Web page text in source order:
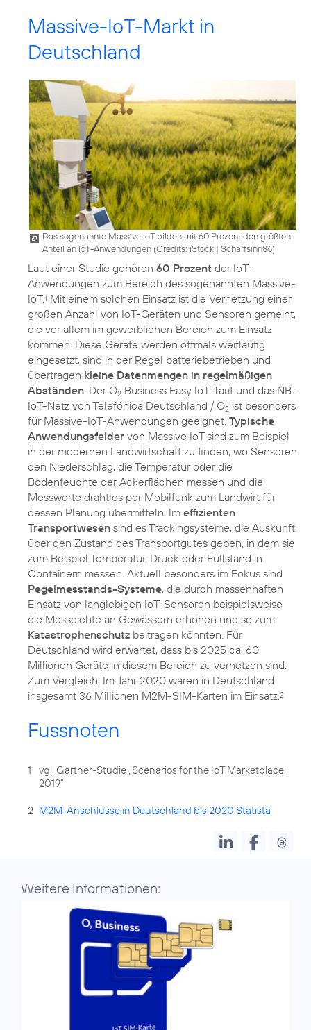
Massive-IoT-Markt in
Deutschland
Das sogenannte Massive IoT bilden mit 60 Prozent den größten
Anteil an IoT-Anwendungen (Credits: iStock | Scharfsinn86)
Laut einer Studie gehören 60 Prozent der IoT-
Anwendungen zum Bereich des sogenannten Massive-
IoT.1 Mit einem solchen Einsatz ist die Vernetzung einer
großen Anzahl von IoT-Geräten und Sensoren gemeint,
die vor allem im gewerblichen Bereich zum Einsatz
kommen. Diese Geräte werden oftmals weitläufig
eingesetzt, sind in der Regel batteriebetrieben und
übertragen kleine Datenmengen in regelmäßigen
Abständen. Der O2 Business Easy IoT-Tarif und das NB-
IoT-Netz von Telefónica Deutschland / O2 ist besonders
für Massive-IoT-Anwendungen geeignet. Typische
Anwendungsfelder von Massive IoT sind zum Beispiel
in der modernen Landwirtschaft zu finden, wo Sensoren
den Niederschlag, die Temperatur oder die
Bodenfeuchte der Ackerflächen messen und die
Messwerte drahtlos per Mobilfunk zum Landwirt für
dessen Planung übermitteln. Im effizienten
Transportwesen sind es Trackingsysteme, die Auskunft
über den Zustand des Transportgutes geben, in dem sie
zum Beispiel Temperatur, Druck oder Füllstand in
Containern messen. Aktuell besonders im Fokus sind
Pegelmesstands-Systeme, die durch massenhaften
Einsatz von langlebigen IoT-Sensoren beispielsweise
die Messdichte an Gewässern erhöhen und so zum
Katastrophenschutz beitragen könnten. Für
Deutschland wird erwartet, dass bis 2025 ca. 60
Millionen Geräte in diesem Bereich zu vernetzen sind.
Zum Vergleich: Im Jahr 2020 waren in Deutschland
insgesamt 36 Millionen M2M-SIM-Karten im Einsatz.2
Fussnoten
1
vgl. Gartner-Studie „Scenarios for the IoT Marketplace,
2019“
2 M2M-Anschlüsse in Deutschland bis 2020 Statista
Weitere Informationen: